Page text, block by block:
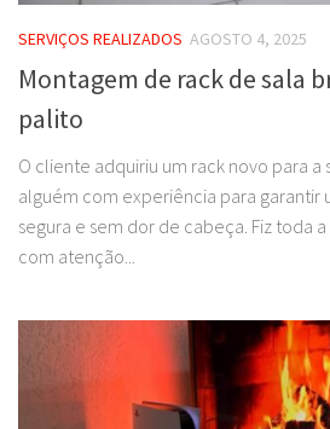
SERVIÇOS REALIZADOS AGOSTO 4, 2025
Montagem de rack de sala
palito
O cliente adquiriu um rack novo para a
alguém com experiência para garantir
segura e sem dor de cabeça. Fiz toda
com atenção...